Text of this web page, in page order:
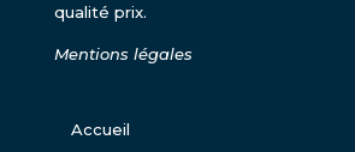
qualité prix.
Mentions légales
Accueil